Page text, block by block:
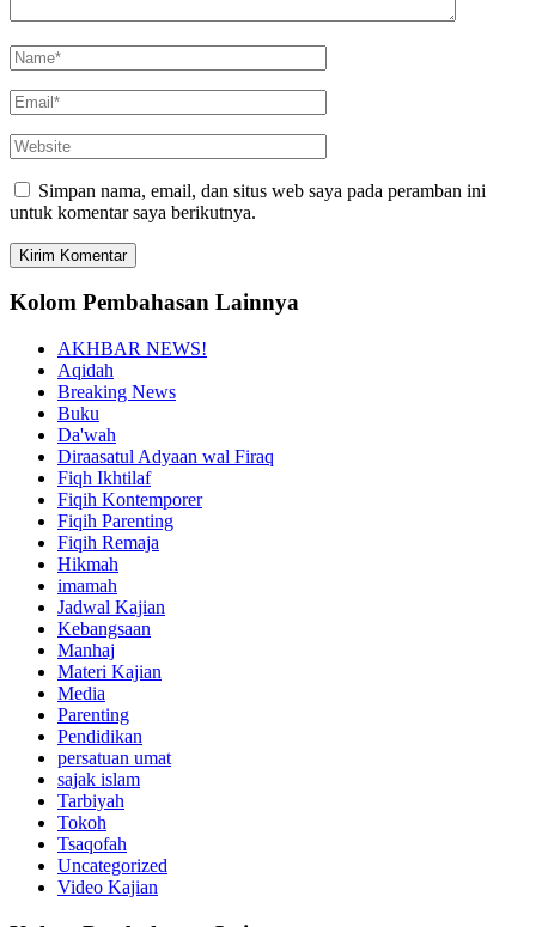
Simpan nama, email, dan situs web saya pada peramban ini
untuk komentar saya berikutnya.
Kolom Pembahasan Lainnya
AKHBAR NEWS!
Aqidah
Breaking News
Buku
Da'wah
Diraasatul Adyaan wal Firaq
Fiqh Ikhtilaf
Fiqih Kontemporer
Fiqih Parenting
Fiqih Remaja
Hikmah
imamah
Jadwal Kajian
Kebangsaan
Manhaj
Materi Kajian
Media
Parenting
Pendidikan
persatuan umat
sajak islam
Tarbiyah
Tokoh
Tsaqofah
Uncategorized
Video Kajian